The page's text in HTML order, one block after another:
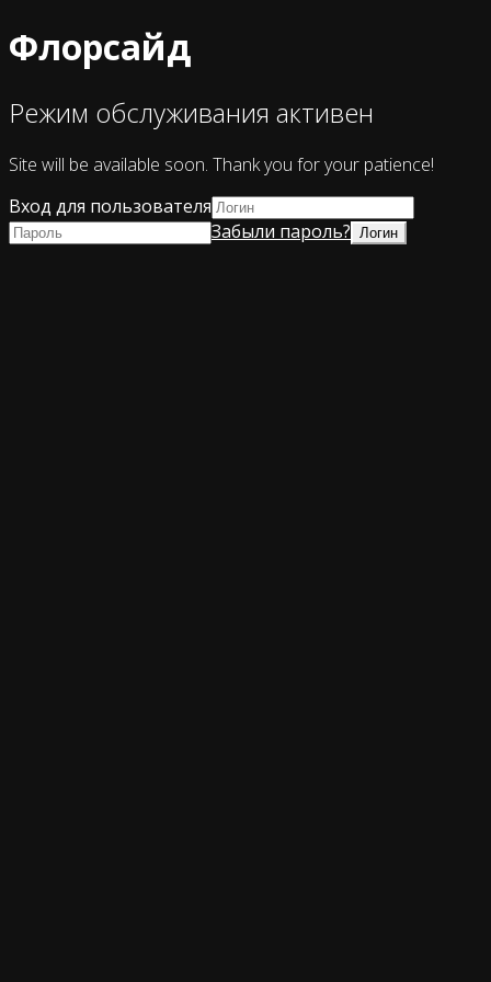
Флорсайд
Режим обслуживания активен
Site will be available soon. Thank you for your patience!
Вход для пользователя
Забыли пароль?